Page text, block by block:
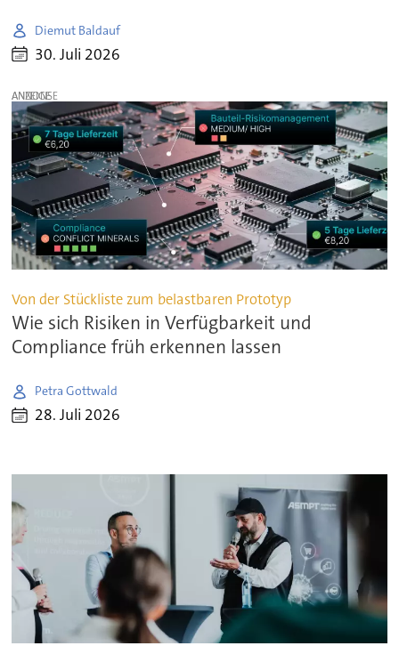
Diemut Baldauf
30. Juli 2026
ANZEIGE
Von der Stückliste zum belastbaren Prototyp
Wie sich Risiken in Verfügbarkeit und
Compliance früh erkennen lassen
Petra Gottwald
28. Juli 2026